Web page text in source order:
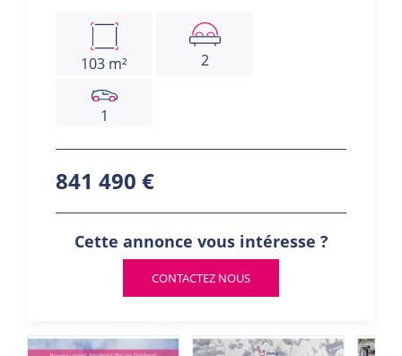
103 m² 2
1
841 490 €
Cette annonce vous intéresse ?
CONTACTEZ NOUS